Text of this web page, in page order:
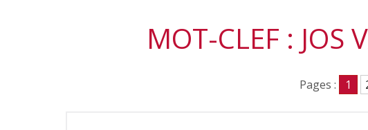
MOT-CLEF : JOS
Pages : 1